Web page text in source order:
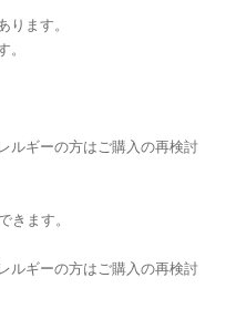
ります。
。
ルギーの方はご購入の再検討
きます。
ルギーの方はご購入の再検討